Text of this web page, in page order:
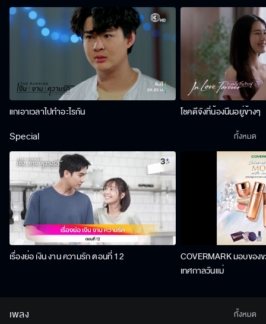
แกเอาเวลาไปทำอะไรกัน โชคดีจังที่น้องนีนอยู่ข้างๆ
Special
เรื่องย่อ เงิน งาน ความรัก ตอนที่ 12
COVERMARK มอบขอ
เทศกาลวันแม่
ทั้งหมด
เพลง ทั้งหมด